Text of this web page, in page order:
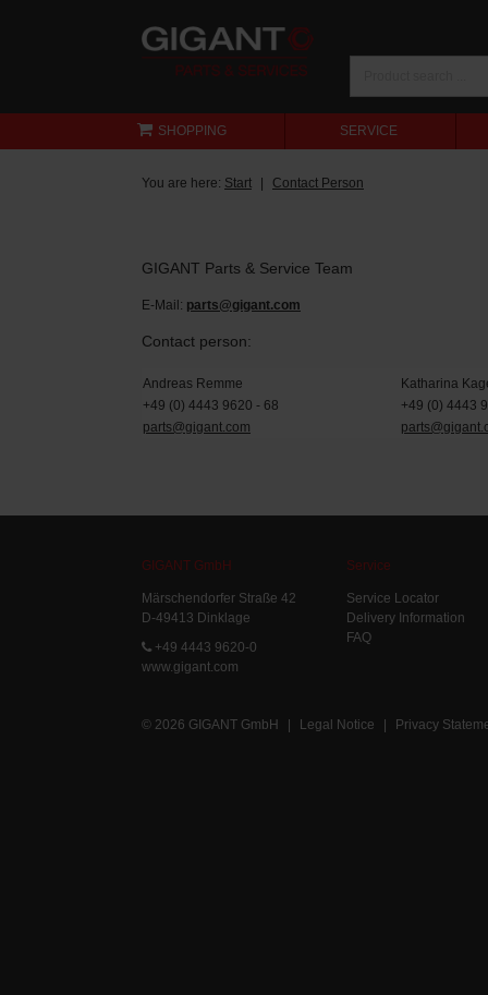
SHOPPING SERVICE
You are here: Start Contact Person
GIGANT Parts & Service Team
E-Mail: parts@gigant.com
Contact person:
Andreas Remme
Katharina
+49 (0) 4443 9620 - 68
+49 (0) 4443
parts@gigant.com
GIGANT GmbH
Märschendorfer Straße 42
D-49413 Dinklage
+49 4443 9620-0
www.gigant.com
Service
Service Locator
Delivery Information
FAQ
© 2026 GIGANT GmbH | Legal Notice | Privacy